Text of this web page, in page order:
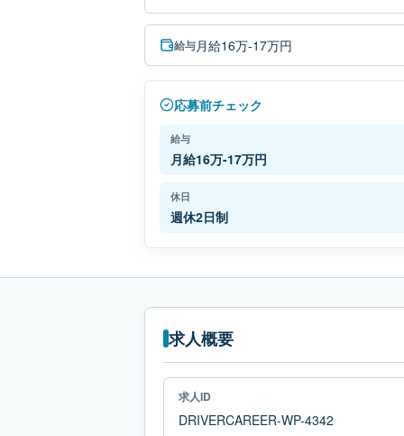
給与月給16万-17万円
応募前チェック
給与
月給16万-17万円
休日
週休2日制
求人概要
求人ID
DRIVERCAREER-WP-4342